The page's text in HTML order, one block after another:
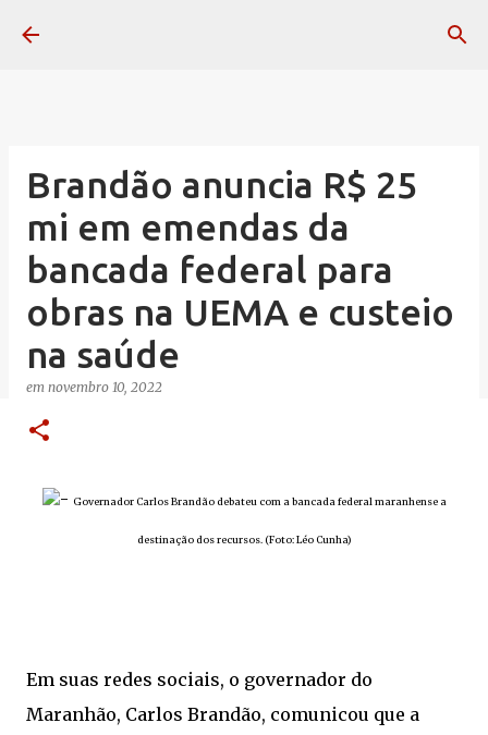
Brandão anuncia R$ 25
mi em emendas da
bancada federal para
obras na UEMA e custeio
na saúde
em novembro 10, 2022
- Governador Carlos Brandão debateu com a bancada federal maranhense a
destinação dos recursos. (Foto: Léo Cunha)
Em suas redes sociais, o governador do
Maranhão, Carlos Brandão, comunicou que a